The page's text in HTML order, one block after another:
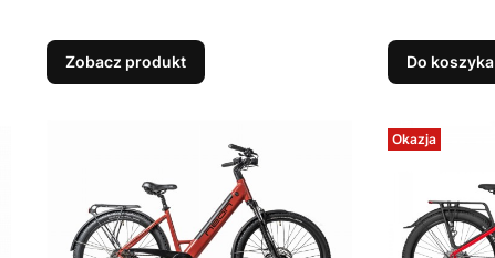
Zobacz produkt Do koszyka
Okazja